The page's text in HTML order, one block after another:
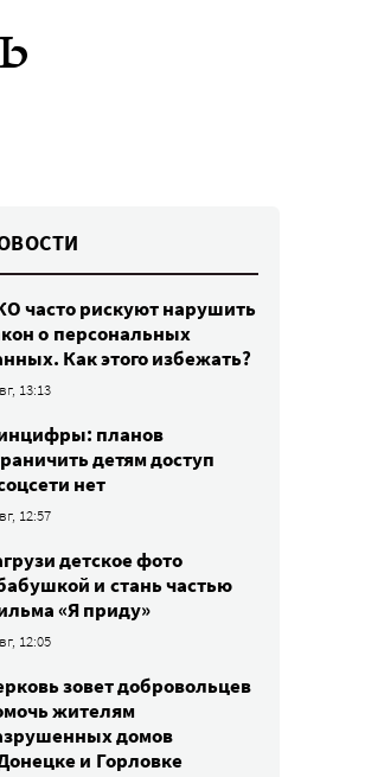
часто рискуют нарушить
о персональных
Как этого избежать?
13:13
планов
детям доступ
нет
12:57
детское фото
и стань частью
«Я приду»
12:05
зовет добровольцев
жителям
домов
и Горловке